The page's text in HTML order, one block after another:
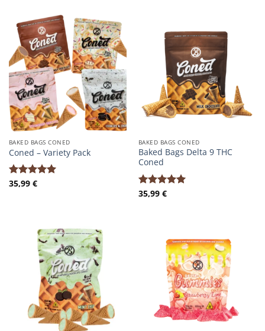
BAKED BAGS CONED
Coned – Variety Pack
Bewertet
35,99 €
BAKED BAGS CONED
Baked Bags Delta 9 THC
Coned
Bewertet
35,99 €